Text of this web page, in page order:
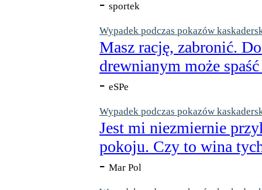
- sportek
Wypadek podczas pokazów
Masz rację, zabronić.
drewnianym może
- eSPe
Wypadek podczas pokazów
Jest mi niezmiernie
pokoju. Czy to wina
- Mar Pol